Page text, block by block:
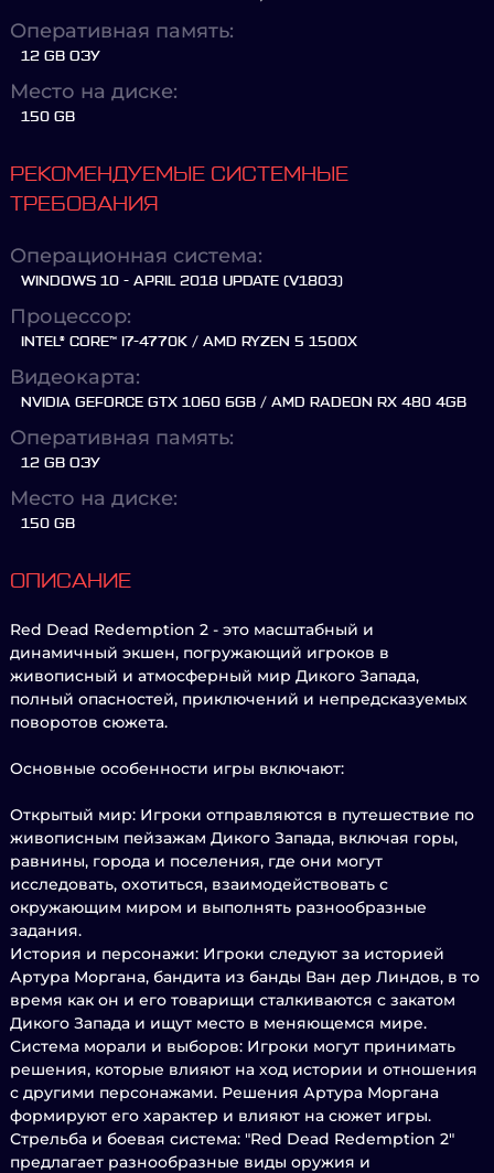
Оперативная память:
12 GB ОЗУ
Место на диске:
150 GB
РЕКОМЕНДУЕМЫЕ СИСТЕМНЫЕ
ТРЕБОВАНИЯ
Операционная система:
WINDOWS 10 - APRIL 2018 UPDATE (V1803)
Процессор:
INTEL® CORE™ I7-4770K / AMD RYZEN 5 1500X
Видеокарта:
NVIDIA GEFORCE GTX 1060 6GB / AMD RADEON RX 480 4GB
Оперативная память:
12 GB ОЗУ
Место на диске:
150 GB
ОПИСАНИЕ
Red Dead Redemption 2 - это масштабный и
динамичный экшен, погружающий игроков в
живописный и атмосферный мир Дикого Запада,
полный опасностей, приключений и непредсказуемых
поворотов сюжета.
Основные особенности игры включают:
Открытый мир: Игроки отправляются в путешествие по
живописным пейзажам Дикого Запада, включая горы,
равнины, города и поселения, где они могут
исследовать, охотиться, взаимодействовать с
окружающим миром и выполнять разнообразные
задания.
История и персонажи: Игроки следуют за историей
Артура Моргана, бандита из банды Ван дер Линдов, в то
время как он и его товарищи сталкиваются с закатом
Дикого Запада и ищут место в меняющемся мире.
Система морали и выборов: Игроки могут принимать
решения, которые влияют на ход истории и отношения
с другими персонажами. Решения Артура Моргана
формируют его характер и влияют на сюжет игры.
Стрельба и боевая система: "Red Dead Redemption 2"
предлагает разнообразные виды оружия и